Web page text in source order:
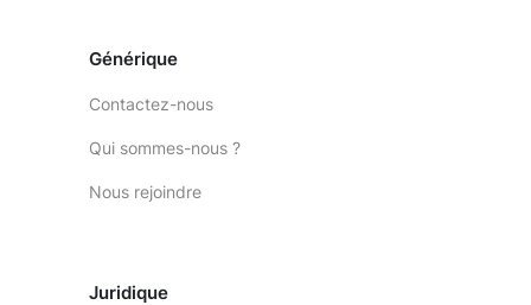
Générique
Contactez-nous
Qui sommes-nous ?
Nous rejoindre
Juridique